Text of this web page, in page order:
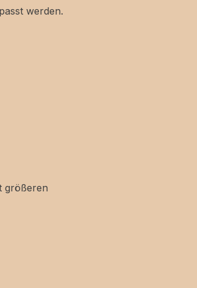
werden.
größeren